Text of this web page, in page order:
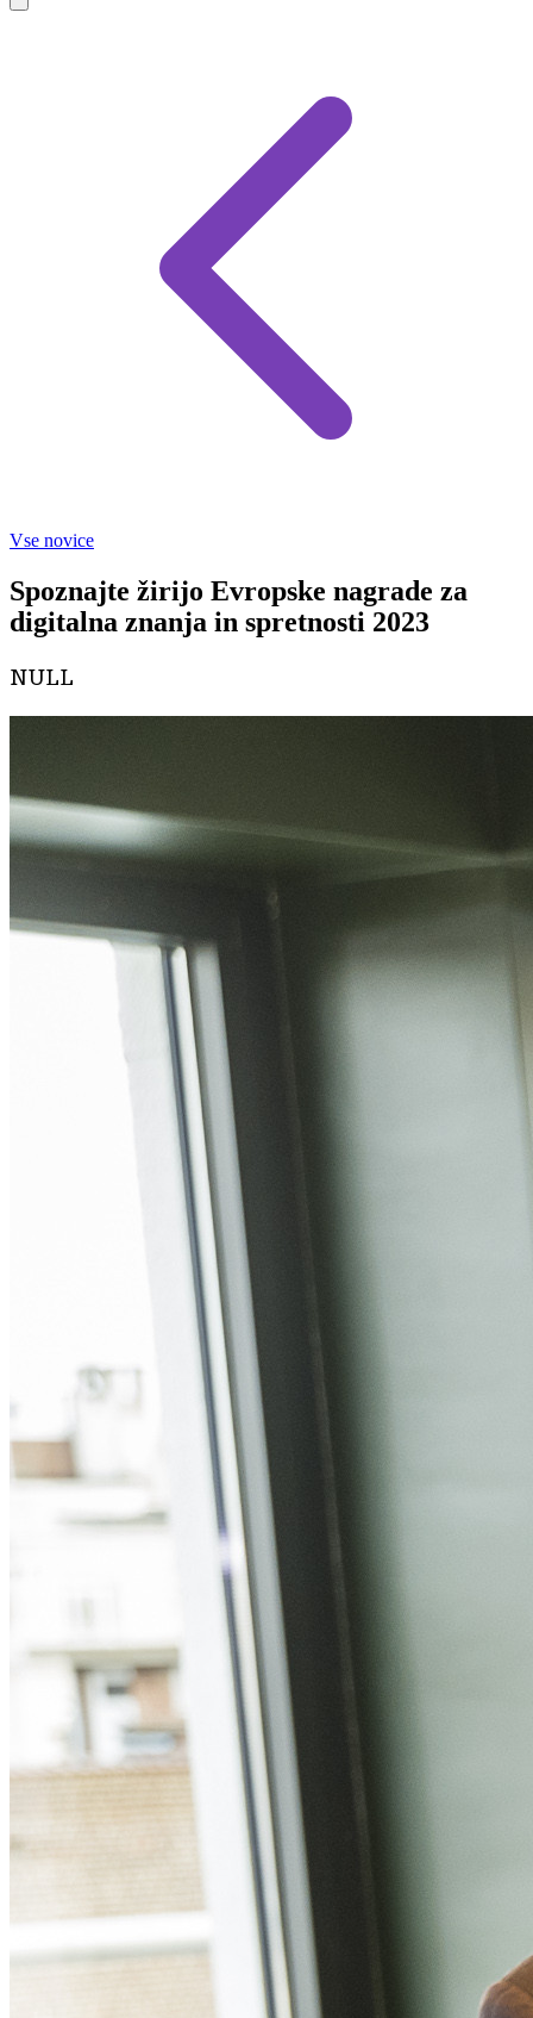
Vse novice
Spoznajte žirijo Evropske nagrade za
digitalna znanja in spretnosti 2023
NULL